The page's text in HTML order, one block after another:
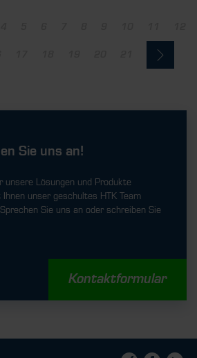
Sie uns an!
unsere Lösungen und Produkte
unser geschultes HTK Team
Sie uns an oder schreiben Sie
Kontaktformular